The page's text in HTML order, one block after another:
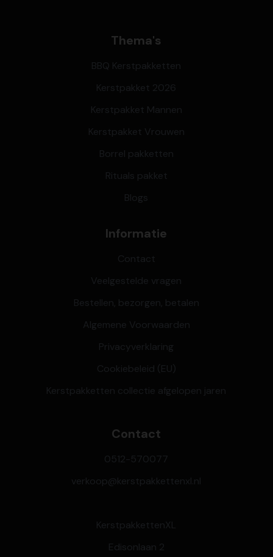
Thema's
BBQ Kerstpakketten
Kerstpakket 2026
Kerstpakket Mannen
Kerstpakket Vrouwen
Borrel pakketten
Rituals pakket
Blogs
Informatie
Contact
Veelgestelde vragen
Bestellen, bezorgen, betalen
Algemene Voorwaarden
Privacyverklaring
Cookiebeleid (EU)
Kerstpakketten collectie afgelopen jaren
Contact
0512-570077
verkoop@kerstpakkettenxl.nl
KerstpakkettenXL
Edisonlaan 2